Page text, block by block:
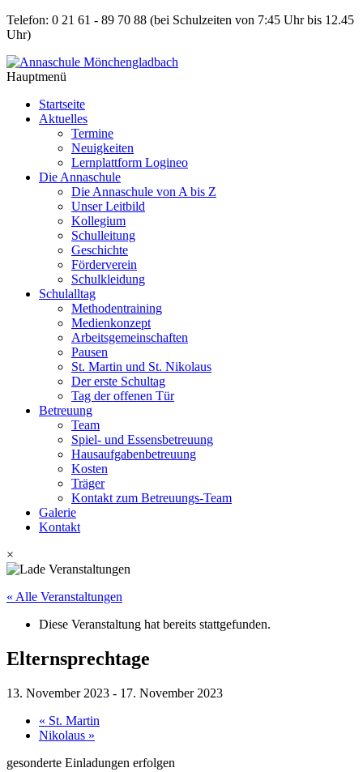
Telefon: 0 21 61 - 89 70 88 (bei Schulzeiten von 7:45 Uhr bis 12.45
Uhr)
Hauptmenü
Startseite
Aktuelles
Termine
Neuigkeiten
Lernplattform Logineo
Die Annaschule
Die Annaschule von A bis Z
Unser Leitbild
Kollegium
Schulleitung
Geschichte
Förderverein
Schulkleidung
Schulalltag
Methodentraining
Medienkonzept
Arbeitsgemeinschaften
Pausen
St. Martin und St. Nikolaus
Der erste Schultag
Tag der offenen Tür
Betreuung
Team
Spiel- und Essensbetreuung
Hausaufgabenbetreuung
Kosten
Träger
Kontakt zum Betreuungs-Team
Galerie
Kontakt
×
« Alle Veranstaltungen
Diese Veranstaltung hat bereits stattgefunden.
Elternsprechtage
13. November 2023 - 17. November 2023
« St. Martin
Nikolaus »
gesonderte Einladungen erfolgen